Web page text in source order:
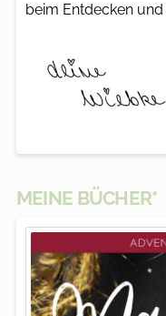
beim Entdecken
MEINE BÜCHER*